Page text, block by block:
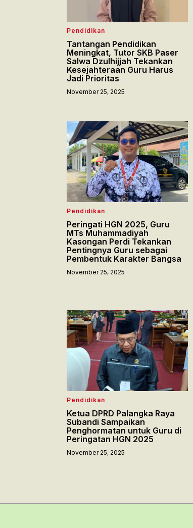
Pendidikan
Tantangan Pendidikan
Meningkat, Tutor SKB Paser
Salwa Dzulhijjah Tekankan
Kesejahteraan Guru Harus
Jadi Prioritas
November 25, 2025
Pendidikan
Peringati HGN 2025, Guru
MTs Muhammadiyah
Kasongan Perdi Tekankan
Pentingnya Guru sebagai
Pembentuk Karakter Bangsa
November 25, 2025
Pendidikan
Ketua DPRD Palangka Raya
Subandi Sampaikan
Penghormatan untuk Guru di
Peringatan HGN 2025
November 25, 2025